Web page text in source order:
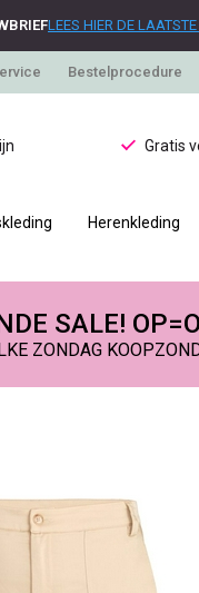
LEES HIER DE
Bestelprocedure
Gratis
Herenkleding
SALE!
ZONDAG